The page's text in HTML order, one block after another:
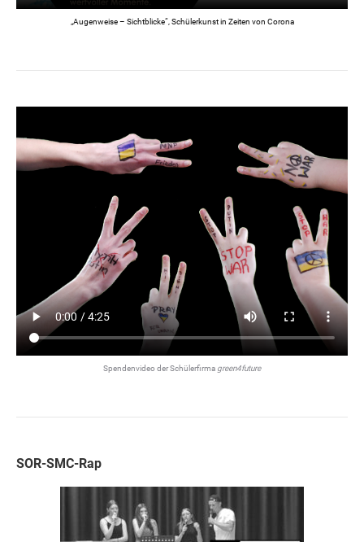
„Augenweise – Sichtblicke“, Schülerkunst in Zeiten von Corona
Spendenvideo der Schülerfirma green4future
SOR-SMC-Rap